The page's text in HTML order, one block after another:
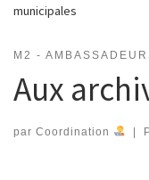
municipales
M2 -
Aux
par Coordination |